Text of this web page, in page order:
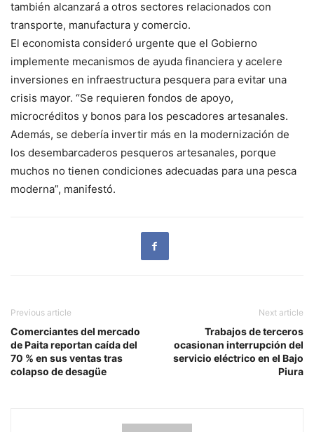
también alcanzará a otros sectores relacionados con
transporte, manufactura y comercio.
El economista consideró urgente que el Gobierno
implemente mecanismos de ayuda financiera y acelere
inversiones en infraestructura pesquera para evitar una
crisis mayor. “Se requieren fondos de apoyo,
microcréditos y bonos para los pescadores artesanales.
Además, se debería invertir más en la modernización de
los desembarcaderos pesqueros artesanales, porque
muchos no tienen condiciones adecuadas para una pesca
moderna”, manifestó.
Previous article
Comerciantes del mercado
de Paita reportan caída del
70 % en sus ventas tras
colapso de desagüe
Next article
Trabajos de terceros
ocasionan interrupción del
servicio eléctrico en el Bajo
Piura